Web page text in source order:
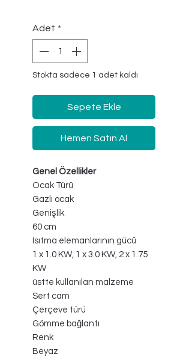
Adet *
Stokta sadece 1 adet kaldı
Sepete Ekle
Hemen Satın Al
Genel Özellikler
Ocak Türü
Gazlı ocak
Genişlik
60 cm
Isıtma elemanlarının gücü
1 x 1.0 KW, 1 x 3.0 KW, 2 x 1.75
KW
üstte kullanılan malzeme
Sert cam
Çerçeve türü
Gömme bağlantı
Renk
Beyaz